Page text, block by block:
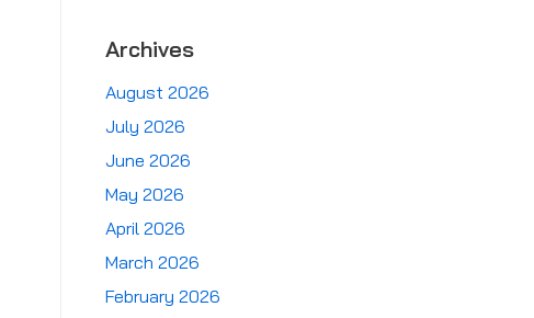
Archives
August 2026
July 2026
June 2026
May 2026
April 2026
March 2026
February 2026